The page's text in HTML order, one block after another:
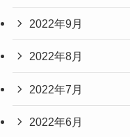
2022年9月
2022年8月
2022年7月
2022年6月